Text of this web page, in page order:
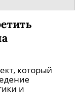
который
и